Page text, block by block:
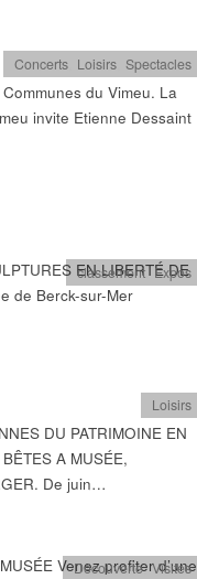
Concerts Loisirs ,Spectacles
du Vimeu. La
invite Etienne Dessaint
classement,Expos
EN LIBERTÉ DE
de Berck-sur-Mer
Loisirs
DU PATRIMOINE EN
A MUSÉE,
De juin…
Découverte,Visites
Venez profiter d’une